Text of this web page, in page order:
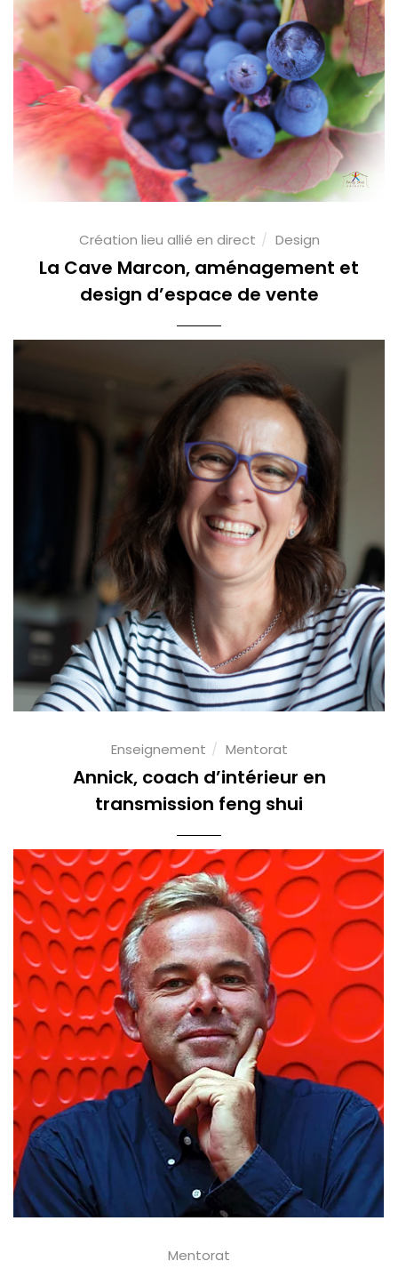
Création lieu allié en direct Design
La Cave Marcon, aménagement et
design d’espace de vente
Enseignement Mentorat
Annick, coach d’intérieur en
transmission feng shui
Mentorat